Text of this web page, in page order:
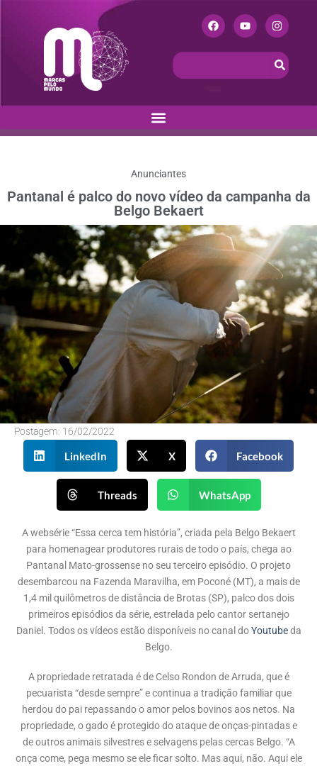
Anunciantes
Pantanal é palco do novo vídeo da campanha da
Belgo Bekaert
Postagem: 16/02/2022
LinkedIn X Facebook
Threads WhatsApp
A websérie “Essa cerca tem história”, criada pela Belgo Bekaert
para homenagear produtores rurais de todo o país, chega ao
Pantanal Mato-grossense no seu terceiro episódio. O projeto
desembarcou na Fazenda Maravilha, em Poconé (MT), a mais de
1,4 mil quilômetros de distância de Brotas (SP), palco dos dois
primeiros episódios da série, estrelada pelo cantor sertanejo
Daniel. Todos os vídeos estão disponíveis no canal doYoutubeda
Belgo.
A propriedade retratada é de Celso Rondon de Arruda, que é
pecuarista “desde sempre” e continua a tradição familiar que
herdou do pai repassando o amor pelos bovinos aos netos. Na
propriedade, o gado é protegido do ataque de onças-pintadas e
de outros animais silvestres e selvagens pelas cercas Belgo. “A
onça come, pega mesmo se ele ficar solto. Mas aqui, não. Aqui ele